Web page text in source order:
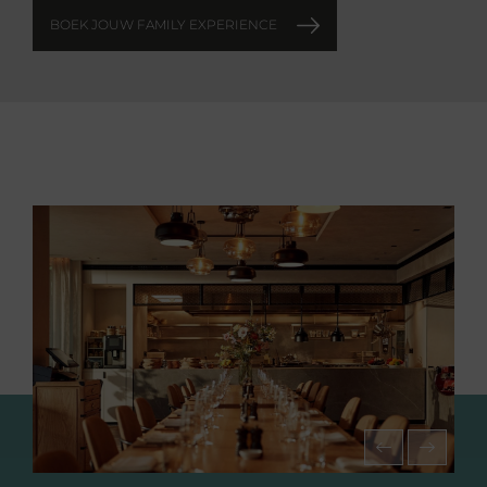
BOEK JOUW FAMILY EXPERIENCE